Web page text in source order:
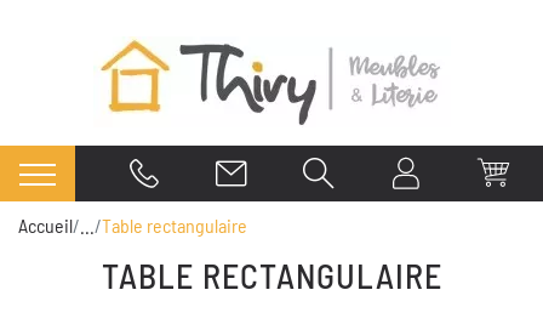
Accueil Table rectangulaire
TABLE RECTANGULAIRE